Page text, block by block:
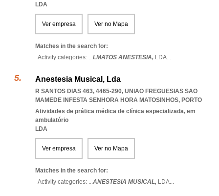
LDA
Ver empresa Ver no Mapa
Matches in the search for:
Activity categories: ...LMATOS ANESTESIA, LDA...
Anestesia Musical, Lda
R SANTOS DIAS 463, 4465-290, UNIAO FREGUESIAS SAO
MAMEDE INFESTA SENHORA HORA MATOSINHOS, PORTO
Atividades de prática médica de clínica especializada, em
ambulatório
LDA
Ver empresa Ver no Mapa
Matches in the search for:
Activity categories: ...ANESTESIA MUSICAL, LDA...